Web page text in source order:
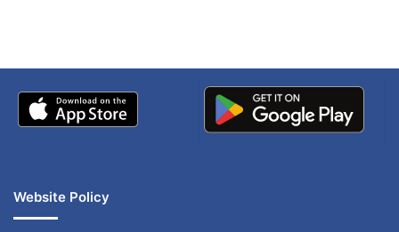
Website Policy